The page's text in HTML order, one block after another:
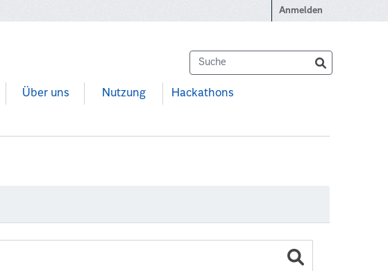
Anmelden
Über uns Nutzung Hackathons